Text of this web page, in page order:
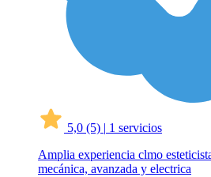
5,0 (5) | 1 servicios
Amplia experiencia clmo
mecánica, avanzada y electrica